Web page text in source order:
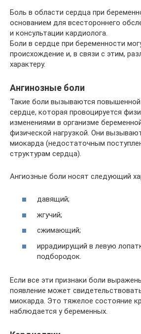
Боль в области сердца при
основанием для всестороннего
и консультации кардиолога.
Боли в сердце при беременности
происхождение и, в связи с этим,
характеру.
Ангинозные боли
Такие боли вызываются повышенной
сердце, которая провоцируется
изменениями в организме
физической нагрузкой. Они
миокарда (недостаточным
структурам сердца).
Ангиозные боли носят следующий
давящий;
жгучий;
сжимающий;
иррадиирущий в левую
подбородок.
Если все эти признаки боли
появление может
миокарда. Это тяжелое состояние
наблюдается у беременных.